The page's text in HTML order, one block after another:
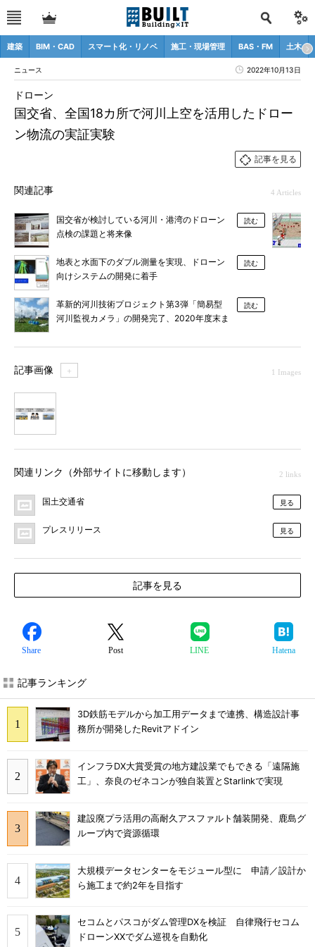
建築 BIM・CAD スマート化・リノベ 施工・現場管理 BAS・FM 土木
ニュース 2022年10月13日
国交省、全国18カ所で河川上空を活用したドロー
ン物流の実証実験
ドローン
記事を見る
関連記事 4 Articles
国交省が検討している河川・港湾のドローン
点検の課題と将来像
読む
地表と水面下のダブル測量を実現、ドローン
向けシステムの開発に着手
読む
革新的河川技術プロジェクト第3弾「簡易型
河川監視カメラ」の開発完了、2020年度末ま
読む
記事画像 ＋ 1 Images
関連リンク（外部サイトに移動します） 2 links
国土交通省 見る
プレスリリース 見る
記事を見る
Share Post LINE Hatena
記事ランキング
3D鉄筋モデルから加工用データまで連携、構造設計事
務所が開発したRevitアドイン
インフラDX大賞受賞の地方建設業でもできる「遠隔施
工」、奈良のゼネコンが独自装置とStarlinkで実現
建設廃プラ活用の高耐久アスファルト舗装開発、鹿島グ
ループ内で資源循環
大規模データセンターをモジュール型に 申請／設計か
ら施工まで約2年を目指す
セコムとパスコがダム管理DXを検証 自律飛行セコム
ドローンXXでダム巡視を自動化